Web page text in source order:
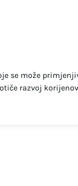
se može
razvoj